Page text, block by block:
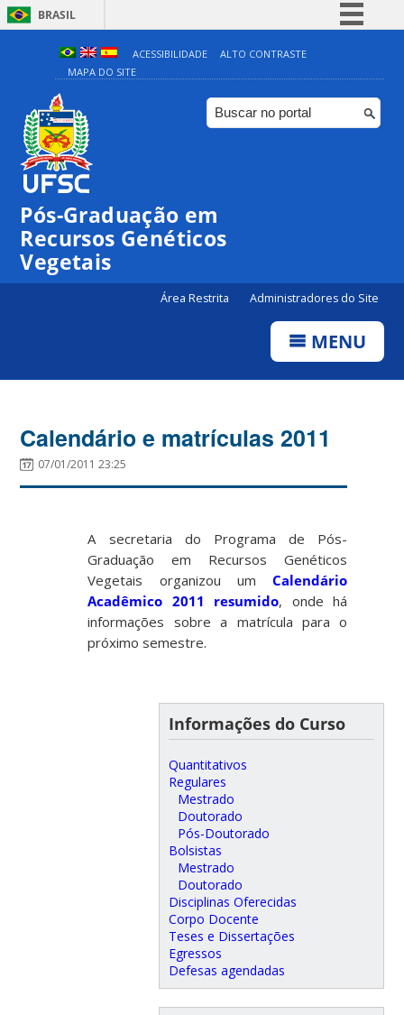
BRASIL
Simplifique!
Comunica BR
Participe
ACESSIBILIDADE
ALTO CONTRASTE
MAPA DO SITE
Pós-Graduação em
Recursos Genéticos
Vegetais
Área Restrita Administradores do Site
MENU
Calendário e matrículas 2011
07/01/2011 23:25
A secretaria do Programa de Pós-
Graduação em Recursos Genéticos
Vegetais organizou umCalendário
Acadêmico 2011 resumido, onde há
informações sobre a matrícula para o
próximo semestre.
Informações do Curso
Quantitativos
Regulares
Mestrado
Doutorado
Pós-Doutorado
Bolsistas
Mestrado
Doutorado
Disciplinas Oferecidas
Corpo Docente
Teses e Dissertações
Egressos
Defesas agendadas